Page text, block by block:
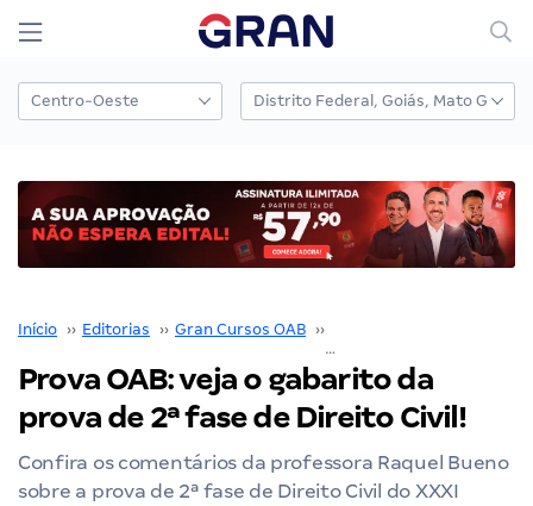
Início ›› Editorias ›› Gran Cursos OAB ››
Prova OAB: veja o gabarito da
prova de 2ª fase de Direito Civil!
Confira os comentários da professora Raquel Bueno
sobre a prova de 2ª fase de Direito Civil do XXXI